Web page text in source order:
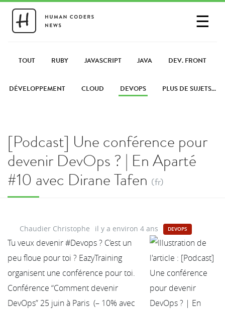
☰
PARTAGER UN LIEN
TOUT RUBY JAVASCRIPT JAVA DEV. FRONT
DÉVELOPPEMENT CLOUD DEVOPS PLUS DE SUJETS...
[Podcast] Une conférence pour
devenir DevOps ? | En Aparté
#10 avec Dirane Tafen (fr)
Chaudier Christophe il y a environ 4 ans DEVOPS
Tu veux devenir #Devops ? C’est un
peu floue pour toi ? EazyTraining
organisent une conférence pour toi.
Conférence “Comment devenir
DevOps” 25 juin à Paris (– 10% avec